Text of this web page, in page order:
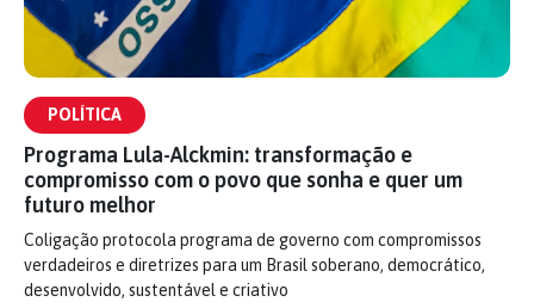
POLÍTICA
Programa Lula-Alckmin: transformação e
compromisso com o povo que sonha e quer um
futuro melhor
Coligação protocola programa de governo com compromissos
verdadeiros e diretrizes para um Brasil soberano, democrático,
desenvolvido, sustentável e criativo